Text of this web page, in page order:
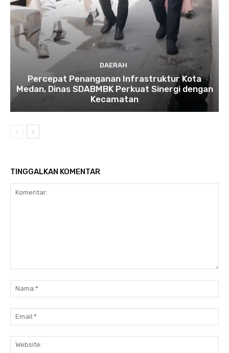
DAERAH
Percepat Penanganan Infrastruktur Kota
Medan, Dinas SDABMBK Perkuat Sinergi dengan
Kecamatan
TINGGALKAN KOMENTAR